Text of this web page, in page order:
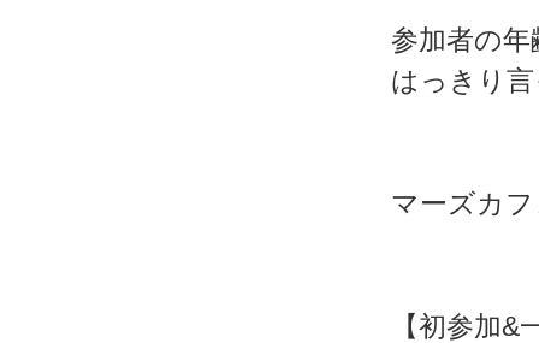
参加者の
はっきり
マーズカ
【初参加